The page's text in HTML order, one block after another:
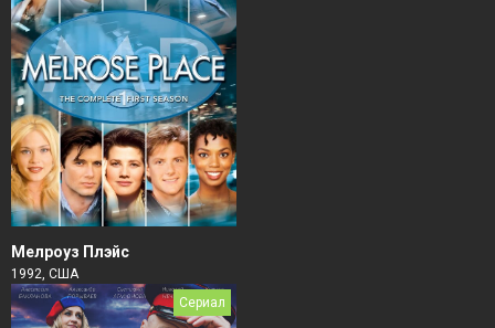
Мелроуз Плэйс
1992, США
Сериал